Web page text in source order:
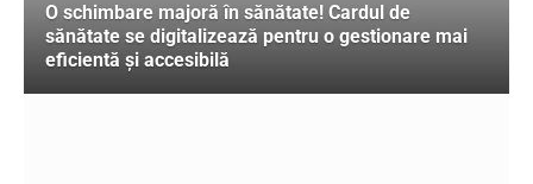
O schimbare majoră în sănătate! Cardul de
sănătate se digitalizează pentru o gestionare mai
eficientă și accesibilă